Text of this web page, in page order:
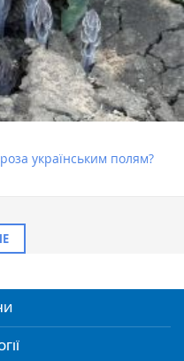
українським полям?